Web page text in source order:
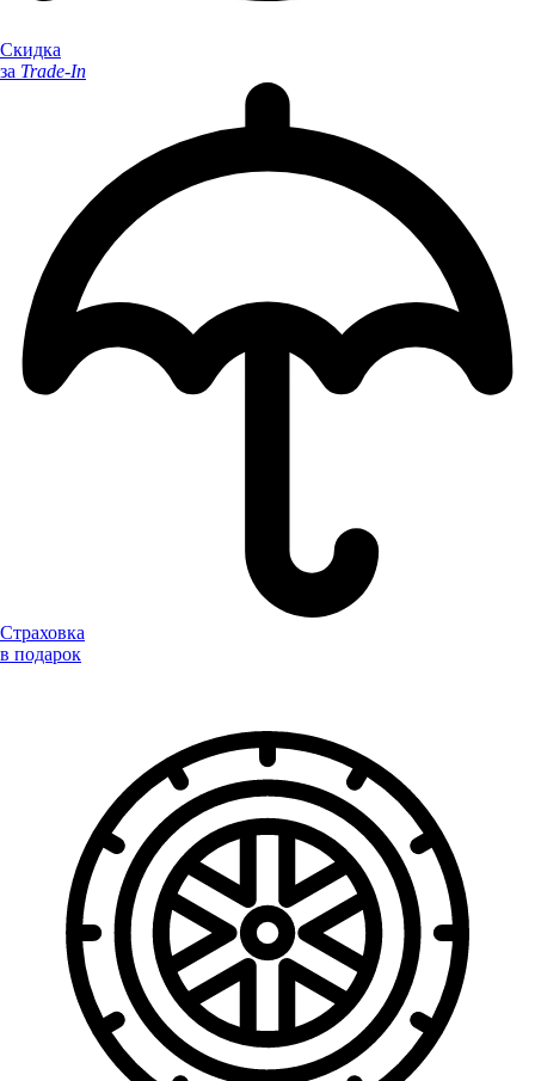
Скидка
за Trade-In
Страховка
в подарок